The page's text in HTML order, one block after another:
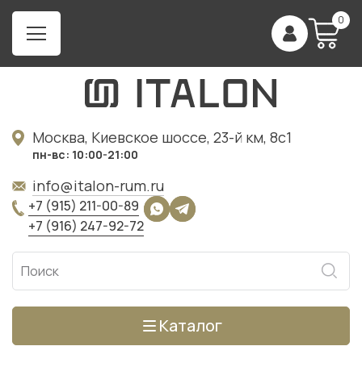
0
Москва, Киевское шоссе, 23-й км, 8с1
пн-вс: 10:00-21:00
info@italon-rum.ru
+7 (915) 211-00-89
+7 (916) 247-92-72
Каталог